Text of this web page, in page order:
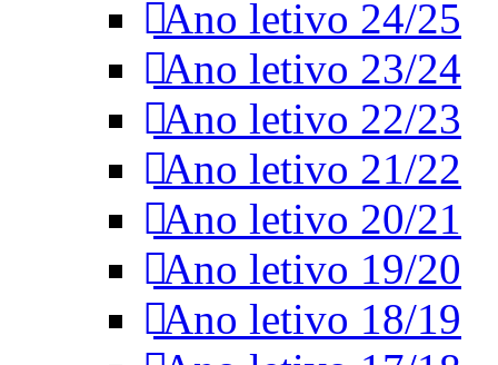
Ano letivo 24/25
Ano letivo 23/24
Ano letivo 22/23
Ano letivo 21/22
Ano letivo 20/21
Ano letivo 19/20
Ano letivo 18/19